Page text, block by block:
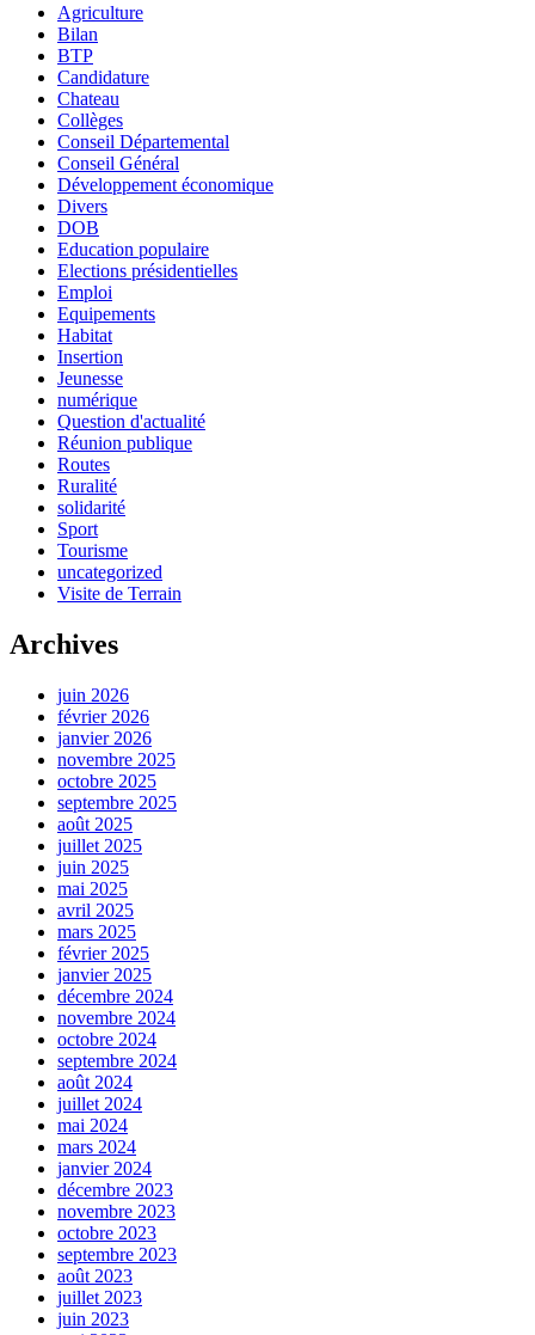
Agriculture
Bilan
BTP
Candidature
Chateau
Collèges
Conseil Départemental
Conseil Général
Développement économique
Divers
DOB
Education populaire
Elections présidentielles
Emploi
Equipements
Habitat
Insertion
Jeunesse
numérique
Question d'actualité
Réunion publique
Routes
Ruralité
solidarité
Sport
Tourisme
uncategorized
Visite de Terrain
Archives
juin 2026
février 2026
janvier 2026
novembre 2025
octobre 2025
septembre 2025
août 2025
juillet 2025
juin 2025
mai 2025
avril 2025
mars 2025
février 2025
janvier 2025
décembre 2024
novembre 2024
octobre 2024
septembre 2024
août 2024
juillet 2024
mai 2024
mars 2024
janvier 2024
décembre 2023
novembre 2023
octobre 2023
septembre 2023
août 2023
juillet 2023
juin 2023